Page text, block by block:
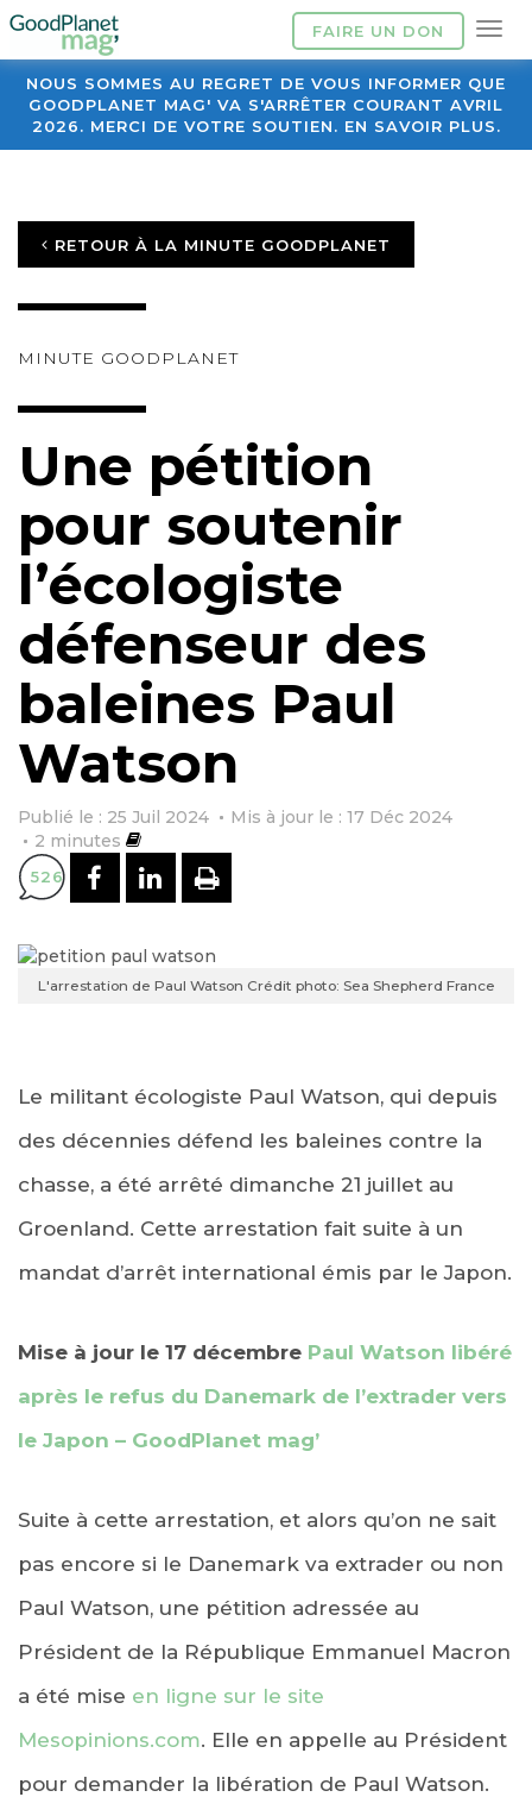
FAIRE UN DON
NOUS SOMMES AU REGRET DE VOUS INFORMER QUE
GOODPLANET MAG' VA S'ARRÊTER COURANT AVRIL
2026. MERCI DE VOTRE SOUTIEN. EN SAVOIR PLUS.
RETOUR À LA MINUTE GOODPLANET
MINUTE GOODPLANET
Une pétition
pour soutenir
l’écologiste
défenseur des
baleines Paul
Watson
Publié le : 25 Juil 2024
Mis à jour le : 17 Déc 2024
2 minutes
526 PARTAGER SUR FACEBOOK
PARTAGER SUR
IMPRIMER
L'arrestation de Paul Watson Crédit photo: Sea Shepherd France
Le militant écologiste Paul Watson, qui depuis
des décennies défend les baleines contre la
chasse, a été arrêté dimanche 21 juillet au
Groenland. Cette arrestation fait suite à un
mandat d’arrêt international émis par le Japon.
Mise à jour le 17 décembre Paul Watson libéré
après le refus du Danemark de l’extrader vers
le Japon – GoodPlanet mag’
Suite à cette arrestation, et alors qu’on ne sait
pas encore si le Danemark va extrader ou non
Paul Watson, une pétition adressée au
Président de la République Emmanuel Macron
a été mise en ligne sur le site
Mesopinions.com. Elle en appelle au Président
pour demander la libération de Paul Watson.